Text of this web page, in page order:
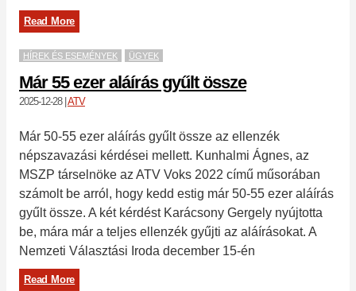
Read More
HÍREK ÉS ESEMÉNYEK ÜGYEK
Már 55 ezer aláírás gyűlt össze
2025-12-28|ATV
Már 50-55 ezer aláírás gyűlt össze az ellenzék
népszavazási kérdései mellett. Kunhalmi Ágnes, az
MSZP társelnöke az ATV Voks 2022 című műsorában
számolt be arról, hogy kedd estig már 50-55 ezer aláírás
gyűlt össze. A két kérdést Karácsony Gergely nyújtotta
be, mára már a teljes ellenzék gyűjti az aláírásokat. A
Nemzeti Választási Iroda december 15-én
Read More